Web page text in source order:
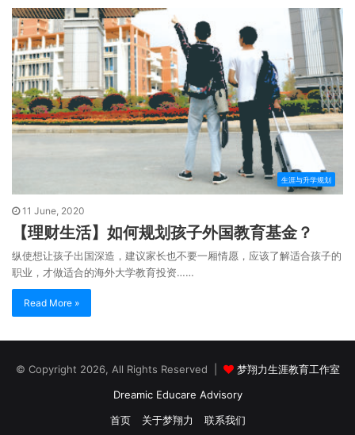
生涯与升学规划
11 June, 2020
【理财生活】如何规划孩子外国教育基金？
纵使想让孩子出国深造，建议家长也不要一厢情愿，应该了解适合孩子的
职业，才做适合的海外大学教育投资……
Read More »
© Copyright 2026, All Rights Reserved |
梦翔力生涯教育工作室
Dreamic Educare Advisory
首页
关于梦翔力 联系我们